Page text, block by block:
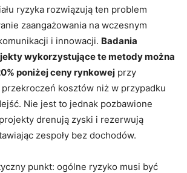
ryzyka rozwiązują ten problem
zaangażowania na wczesnym
i innowacji. Badania
wykorzystujące te metody można
poniżej ceny rynkowej przy
kosztów niż w przypadku
Nie jest to jednak pozbawione
drenują zyski i rezerwują
zespoły bez dochodów.
punkt: ogólne ryzyko musi być